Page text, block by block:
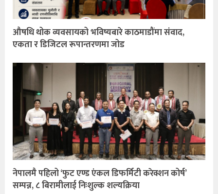
औषधि थोक व्यवसायको भविष्यबारे काठमाडौंमा संवाद,
एकता र डिजिटल रूपान्तरणमा जोड
नेपालमै पहिलो ‘फुट एण्ड एंकल डिफर्मिटी करेक्शन कोर्ष’
सम्पन्न, ८ बिरामीलाई निःशुल्क शल्यक्रिया